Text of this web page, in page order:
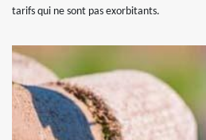
tarifs qui ne sont pas exorbitants.